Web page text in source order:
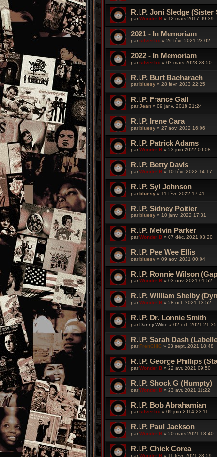
R.I.P. Joni Sledge (Sister
parWonder B » 12 mars 2017 09:39
2021 - In Memoriam
par silverfox » 26 févr. 2021 23:02
2022 - In Memoriam
parsilverfox » 02 mars 2023 23:50
R.I.P. Burt Bacharach
par bluesy » 28 févr. 2023 22:25
R.I.P. France Gall
parJean » 09 janv. 2018 21:24
R.I.P. Irene Cara
par bluesy » 27 nov. 2022 16:06
R.I.P. Patrick Adams
parWonder B » 23 juin 2022 00:08
R.I.P. Betty Davis
par Wonder B » 10 févr. 2022 14:17
R.I.P. Syl Johnson
parbluesy » 11 févr. 2022 17:41
R.I.P. Sidney Poitier
par bluesy » 10 janv. 2022 17:31
R.I.P. Melvin Parker
parWonder B » 07 déc. 2021 03:20
R.I.P. Pee Wee Ellis
par bluesy » 09 nov. 2021 00:04
R.I.P. Ronnie Wilson
parWonder B » 03 nov. 2021 01:52
R.I.P. William Shelby
par Wonder B » 28 oct. 2021 13:52
R.I.P. Dr. Lonnie Smith
parDanny Wilde » 02 oct. 2021 21:35
R.I.P. Sarah Dash
par FrenCHIC » 23 sept. 2021 18:48
R.I.P. George Phillips
parWonder B » 22 avr. 2021 09:50
R.I.P. Shock G (Humpty)
par Wonder B » 23 avr. 2021 11:22
R.I.P. Bob Abrahamian
parsilverfox » 09 juin 2014 23:11
R.I.P. Paul Jackson
par Wonder B » 20 mars 2021 13:40
R.I.P. Chick Corea
parWonder B » 11 févr. 2021 23:59